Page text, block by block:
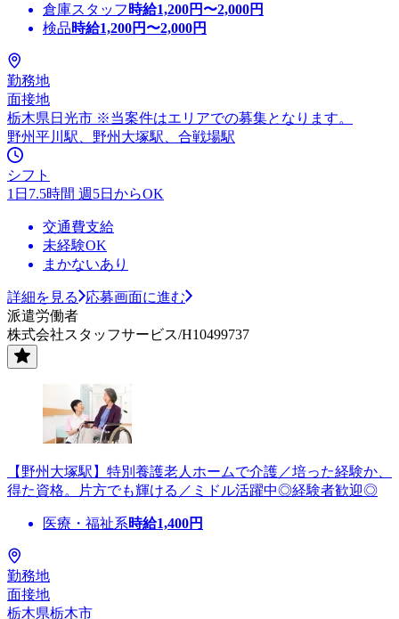
倉庫スタッフ 時給1,200円〜2,000円
検品時給1,200円〜2,000円
勤務地
面接地
栃木県日光市 ※当案件はエリアでの募集となります。
野州平川駅、野州大塚駅、合戦場駅
シフト
1日7.5時間 週5日からOK
交通費支給
未経験OK
まかないあり
詳細を見る
応募画面に進む
派遣労働者
株式会社スタッフサービス/H10499737
【野州大塚駅】特別養護老人ホームで介護／培った経験か、
得た資格。片方でも輝ける／ミドル活躍中◎経験者歓迎◎
医療・福祉系時給1,400円
勤務地
面接地
栃木県栃木市